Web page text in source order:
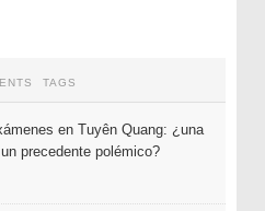
TAGS
en Tuyên Quang: ¿una
precedente polémico?